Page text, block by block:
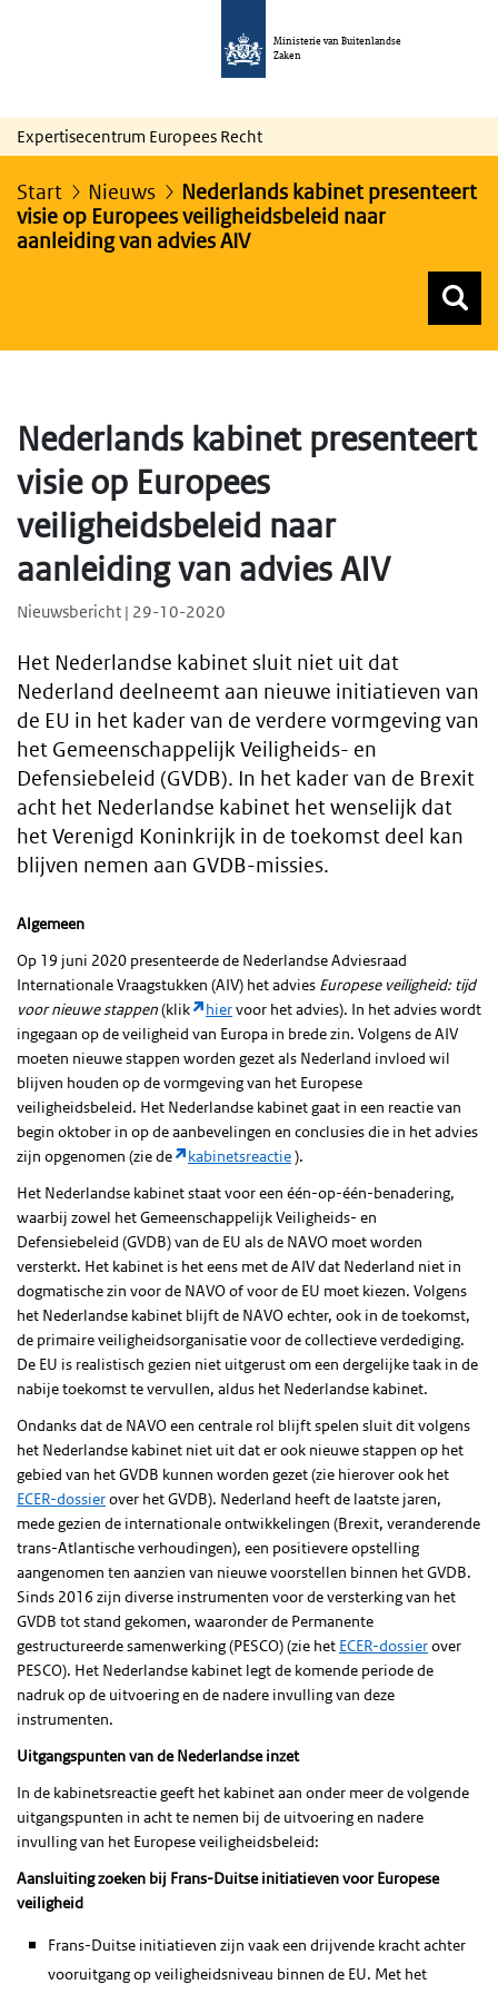
Ministerie van Buitenlandse
Zaken
Expertisecentrum Europees Recht
Start Nieuws
Nederlands kabinet presenteert
visie op Europees veiligheidsbeleid naar
aanleiding van advies AIV
Nederlands kabinet presenteert
visie op Europees
veiligheidsbeleid naar
aanleiding van advies AIV
Nieuwsbericht | 29-10-2020
Het Nederlandse kabinet sluit niet uit dat
Nederland deelneemt aan nieuwe initiatieven van
de EU in het kader van de verdere vormgeving van
het Gemeenschappelijk Veiligheids- en
Defensiebeleid (GVDB). In het kader van de Brexit
acht het Nederlandse kabinet het wenselijk dat
het Verenigd Koninkrijk in de toekomst deel kan
blijven nemen aan GVDB-missies.
Algemeen
Op 19 juni 2020 presenteerde de Nederlandse Adviesraad
Internationale Vraagstukken (AIV) het advies Europese veiligheid: tijd
voor nieuwe stappen(klik hiervoor het advies). In het advies wordt
ingegaan op de veiligheid van Europa in brede zin. Volgens de AIV
moeten nieuwe stappen worden gezet als Nederland invloed wil
blijven houden op de vormgeving van het Europese
veiligheidsbeleid. Het Nederlandse kabinet gaat in een reactie van
begin oktober in op de aanbevelingen en conclusies die in het advies
zijn opgenomen (zie de
kabinetsreactie).
Het Nederlandse kabinet staat voor een één-op-één-benadering,
waarbij zowel het Gemeenschappelijk Veiligheids- en
Defensiebeleid (GVDB) van de EU als de NAVO moet worden
versterkt. Het kabinet is het eens met de AIV dat Nederland niet in
dogmatische zin voor de NAVO of voor de EU moet kiezen. Volgens
het Nederlandse kabinet blijft de NAVO echter, ook in de toekomst,
de primaire veiligheidsorganisatie voor de collectieve verdediging.
De EU is realistisch gezien niet uitgerust om een dergelijke taak in de
nabije toekomst te vervullen, aldus het Nederlandse kabinet.
Ondanks dat de NAVO een centrale rol blijft spelen sluit dit volgens
het Nederlandse kabinet niet uit dat er ook nieuwe stappen op het
gebied van het GVDB kunnen worden gezet (zie hierover ook het
ECER-dossierover het GVDB). Nederland heeft de laatste jaren,
mede gezien de internationale ontwikkelingen (Brexit, veranderende
trans-Atlantische verhoudingen), een positievere opstelling
aangenomen ten aanzien van nieuwe voorstellen binnen het GVDB.
Sinds 2016 zijn diverse instrumenten voor de versterking van het
GVDB tot stand gekomen, waaronder de Permanente
gestructureerde samenwerking (PESCO) (zie het ECER-dossierover
PESCO). Het Nederlandse kabinet legt de komende periode de
nadruk op de uitvoering en de nadere invulling van deze
instrumenten.
Uitgangspunten van de Nederlandse inzet
In de kabinetsreactie geeft het kabinet aan onder meer de volgende
uitgangspunten in acht te nemen bij de uitvoering en nadere
invulling van het Europese veiligheidsbeleid:
Aansluiting zoeken bij Frans-Duitse initiatieven voor Europese
veiligheid
Frans-Duitse initiatieven zijn vaak een drijvende kracht achter
vooruitgang op veiligheidsniveau binnen de EU. Met het